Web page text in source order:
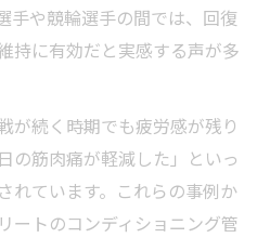
手や競輪選手の間では、回復
持に有効だと実感する声が多
が続く時期でも疲労感が残り
の筋肉痛が軽減した」といっ
れています。これらの事例か
ートのコンディショニング管